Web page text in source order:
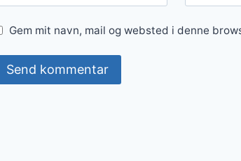
Gem mit navn, mail og websted i denne